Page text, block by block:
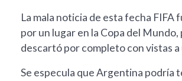
La mala noticia de esta fecha
por un lugar en la Copa del
descartó por completo con vistas a
Se especula que Argentina podría